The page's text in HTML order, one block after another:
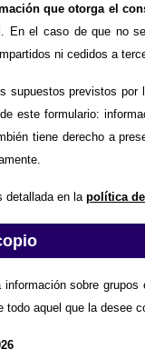
que otorga el
. En el caso de que no
ni cedidos a
supuestos previstos
este formulario:
tiene derecho a
detallada en la política
información sobre
todo aquel que la desee